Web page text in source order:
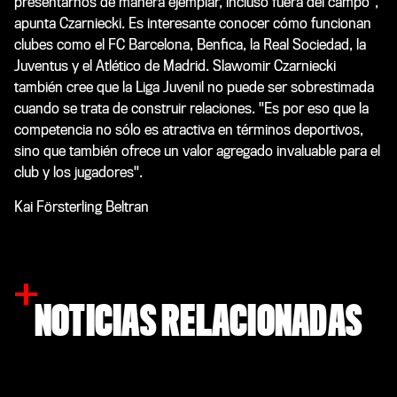
apunta Czarniecki. Es interesante conocer cómo funcionan
clubes como el FC Barcelona, ​​Benfica, la Real Sociedad, la
Juventus y el Atlético de Madrid. Slawomir Czarniecki
también cree que la Liga Juvenil no puede ser sobrestimada
cuando se trata de construir relaciones. "Es por eso que la
competencia no sólo es atractiva en términos deportivos,
sino que también ofrece un valor agregado invaluable para el
club y los jugadores".
Kai Försterling Beltran
NOTICIAS RELACIONADAS